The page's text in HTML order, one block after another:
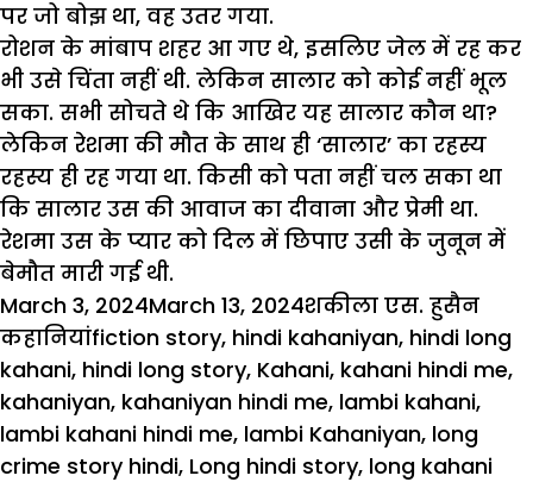
पर जो बोझ था, वह उतर गया.
रोशन के मांबाप शहर आ गए थे, इसलिए जेल में रह कर
भी उसे चिंता नहीं थी. लेकिन सालार को कोई नहीं भूल
सका. सभी सोचते थे कि आखिर यह सालार कौन था?
लेकिन रेशमा की मौत के साथ ही ‘सालार’ का रहस्य
रहस्य ही रह गया था. किसी को पता नहीं चल सका था
कि सालार उस की आवाज का दीवाना और प्रेमी था.
रेशमा उस के प्यार को दिल में छिपाए उसी के जुनून में
बेमौत मारी गई थी.
Posted
on
March 3, 2024March 13, 2024Author
शकीला एस. हुसैन
कहानियांTags
fiction story, hindi kahaniyan, hindi long
kahani, hindi long story, Kahani, kahani hindi me,
kahaniyan, kahaniyan hindi me, lambi kahani,
lambi kahani hindi me, lambi Kahaniyan, long
crime story hindi, Long hindi story, long kahani